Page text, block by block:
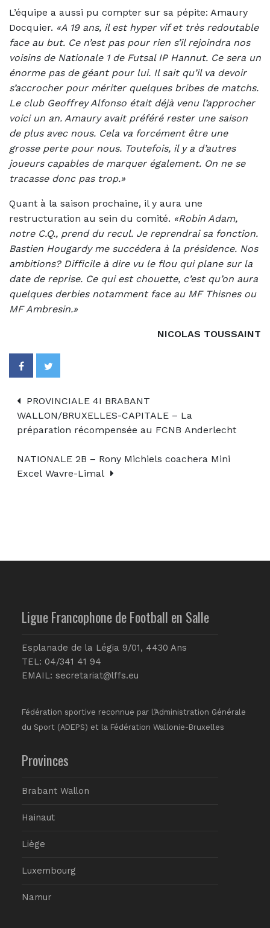
L’équipe a aussi pu compter sur sa pépite: Amaury
Docquier. «A 19 ans, il est hyper vif et très redoutable
face au but. Ce n’est pas pour rien s’il rejoindra nos
voisins de Nationale 1 de Futsal IP Hannut. Ce sera un
énorme pas de géant pour lui. Il sait qu’il va devoir
s’accrocher pour mériter quelques bribes de matchs.
Le club Geoffrey Alfonso était déjà venu l’approcher
voici un an. Amaury avait préféré rester une saison
de plus avec nous. Cela va forcément être une
grosse perte pour nous. Toutefois, il y a d’autres
joueurs capables de marquer également. On ne se
tracasse donc pas trop.»
Quant à la saison prochaine, il y aura une
restructuration au sein du comité. «Robin Adam,
notre C.Q., prend du recul. Je reprendrai sa fonction.
Bastien Hougardy me succédera à la présidence. Nos
ambitions? Difficile à dire vu le flou qui plane sur la
date de reprise. Ce qui est chouette, c’est qu’on aura
quelques derbies notamment face au MF Thisnes ou
MF Ambresin.»
NICOLAS TOUSSAINT
PROVINCIALE 4I BRABANT
WALLON/BRUXELLES-CAPITALE – La
préparation récompensée au FCNB Anderlecht
NATIONALE 2B – Rony Michiels coachera Mini
Excel Wavre-Limal
Ligue Francophone de Football en Salle
Esplanade de la Légia 9/01, 4430 Ans
TEL: 04/341 41 94
EMAIL: secretariat@lffs.eu
Fédération sportive reconnue par l’Administration Générale
du Sport (ADEPS) et la Fédération Wallonie-Bruxelles
Provinces
Brabant Wallon
Hainaut
Liège
Luxembourg
Namur